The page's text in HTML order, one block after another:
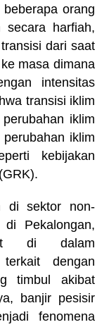
orang
secara harfiah,
dari saat
masa dimana
intensitas
transisi iklim
iklim
iklim
kebijakan
di sektor non-
Pekalongan,
di dalam
dengan
timbul akibat
banjir pesisir
fenomena